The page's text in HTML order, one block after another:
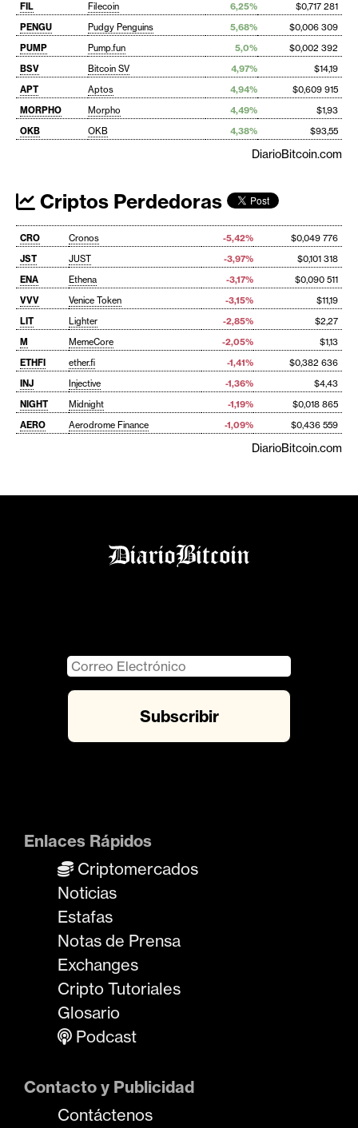
FIL
Filecoin 6,25%
$0,717 281
PENGU
Pudgy Penguins 5,68%
$0,006 309
PUMP
Pump.fun 5,0%
$0,002 392
BSV
Bitcoin SV 4,97%
$14,19
APT
Aptos 4,94%
$0,609 915
MORPHO
Morpho 4,49%
$1,93
OKB
OKB 4,38% $93,55
DiarioBitcoin.com
Criptos Perdedoras
CRO Cronos -5,42%
$0,049 776
JST
JUST -3,97%
$0,101 318
ENA
Ethena -3,17%
$0,090 511
VVV
Venice Token -3,15%
$11,19
LIT
Lighter -2,85%
$2,27
M
MemeCore -2,05%
$1,13
ETHFI
ether.fi -1,41%
$0,382 636
INJ
Injective -1,36%
$4,43
NIGHT
Midnight -1,19%
$0,018 865
AERO
Aerodrome Finance -1,09% $0,436 559
DiarioBitcoin.com
Enlaces Rápidos
Criptomercados
Noticias
Estafas
Notas de Prensa
Exchanges
Cripto Tutoriales
Glosario
Podcast
Contacto y Publicidad
Contáctenos